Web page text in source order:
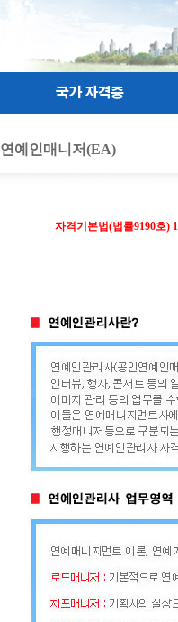
연예인매니저(EA)
자격기본법(법률9190호)